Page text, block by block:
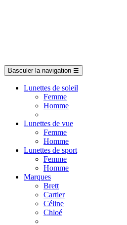
Basculer la navigation ☰
Lunettes de soleil
Femme
Homme
Lunettes de vue
Femme
Homme
Lunettes de sport
Femme
Homme
Marques
Brett
Cartier
Céline
Chloé